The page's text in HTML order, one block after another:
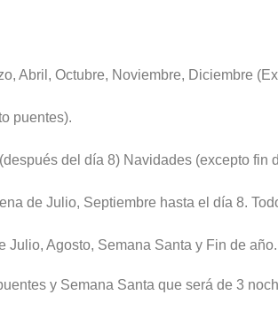
Abril, Octubre, Noviembre, Diciembre
puentes).
del día 8) Navidades (excepto fin
de Julio, Septiembre hasta el día 8.
Julio, Agosto, Semana Santa y Fin de año.
y Semana Santa que será de 3